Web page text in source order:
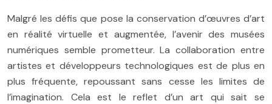
Malgré les défis que pose la conservation d’œuvres d’art
en réalité virtuelle et augmentée, l’avenir des musées
numériques semble prometteur. La collaboration entre
artistes et développeurs technologiques est de plus en
plus fréquente, repoussant sans cesse les limites de
l’imagination. Cela est le reflet d’un art qui sait se